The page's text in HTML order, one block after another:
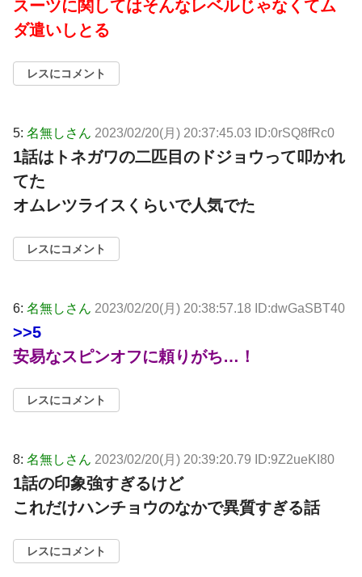
スーツに関してはそんなレベルじゃなくてム
ダ遣いしとる
レスにコメント
5: 名無しさん 2023/02/20(月) 20:37:45.03 ID:0rSQ8fRc0
1話はトネガワの二匹目のドジョウって叩かれ
てた
オムレツライスくらいで人気でた
レスにコメント
6: 名無しさん 2023/02/20(月) 20:38:57.18 ID:dwGaSBT40
>>5
安易なスピンオフに頼りがち…！
レスにコメント
8: 名無しさん 2023/02/20(月) 20:39:20.79 ID:9Z2ueKI80
1話の印象強すぎるけど
これだけハンチョウのなかで異質すぎる話
レスにコメント